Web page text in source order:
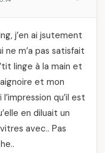
j’en ai jsutement
ne m’a pas satisfait
linge à la main et
et mon
qu’il est
en diluait un
avec.. Pas